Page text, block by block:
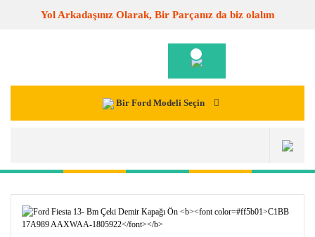
Yol Arkadaşınız Olarak, Bir Parçanız da biz olalım
Bir Ford Modeli Seçin